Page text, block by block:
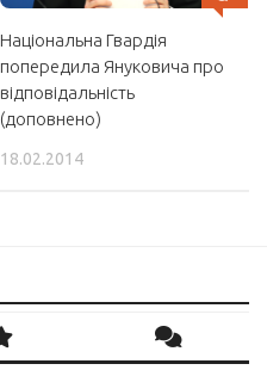
Національна Гвардія
попередила Януковича про
відповідальність
(доповнено)
18.02.2014